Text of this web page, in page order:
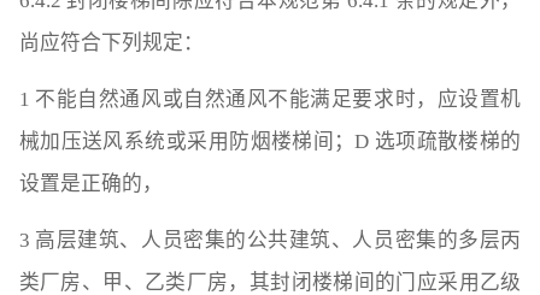
尚应符合下列规定：
1 不能自然通风或自然通风不能满足要求时，应设置机
械加压送风系统或采用防烟楼梯间；D 选项疏散楼梯的
设置是正确的，
3 高层建筑、人员密集的公共建筑、人员密集的多层丙
类厂房、甲、乙类厂房，其封闭楼梯间的门应采用乙级